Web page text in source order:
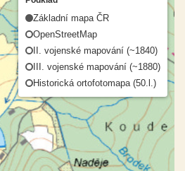
Základní mapa ČR
OpenStreetMap
II. vojenské mapování (~1840)
III. vojenské mapování (~1880)
Historická ortofotomapa (50.l.)